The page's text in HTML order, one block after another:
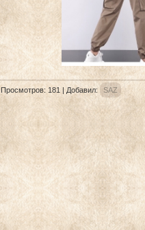
Просмотров: 181 | Добавил: SAZ